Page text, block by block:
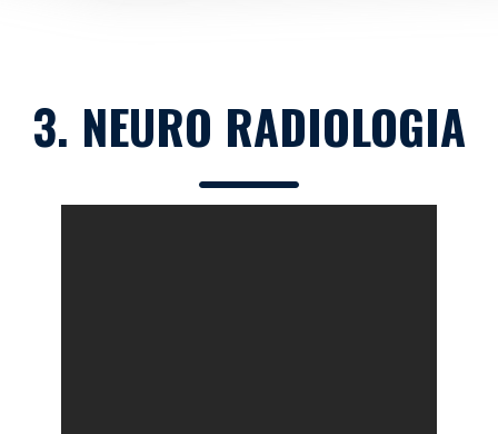
3. NEURO RADIOLOGIA